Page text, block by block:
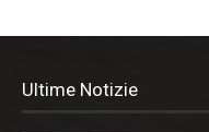
Ultime Notizie